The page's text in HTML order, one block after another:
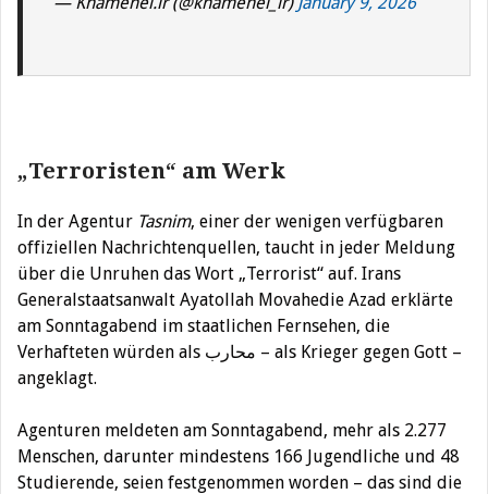
„Terroristen“ am Werk
In der Agentur Tasnim, einer der wenigen verfügbaren
offiziellen Nachrichtenquellen, taucht in jeder Meldung
über die Unruhen das Wort „Terrorist“ auf. Irans
Generalstaatsanwalt Ayatollah Movahedie Azad erklärte
am Sonntagabend im staatlichen Fernsehen, die
Verhafteten würden als محارب – als Krieger gegen Gott –
angeklagt.
Agenturen meldeten am Sonntagabend, mehr als 2.277
Menschen, darunter mindestens 166 Jugendliche und 48
Studierende, seien festgenommen worden – das sind die